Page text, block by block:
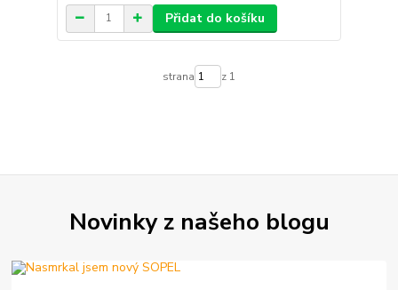
Přidat do košíku
strana z 1
Novinky z našeho blogu